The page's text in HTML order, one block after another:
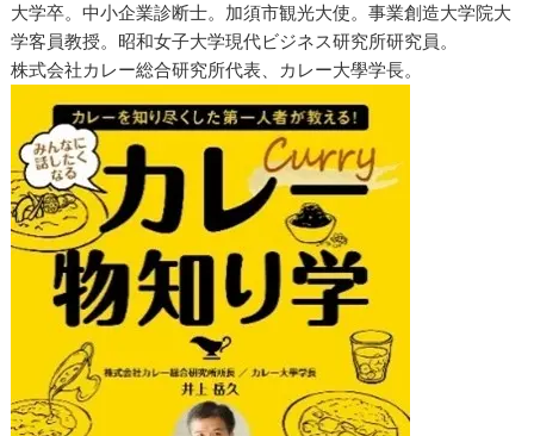
大学卒。中小企業診断士。加須市観光大使。事業創造大学院大
学客員教授。昭和女子大学現代ビジネス研究所研究員。
株式会社カレー総合研究所代表、カレー大學学長。